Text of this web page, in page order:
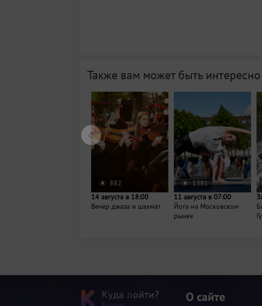
Также вам может быть интересно
882
14 августа в 18:00
Вечер джаза и шахмат
1381
11 августа в 07:00
Йога на Московском
рынке
О сайте